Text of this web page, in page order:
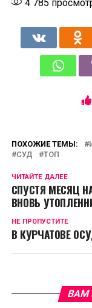
4 785
ПОХОЖИЕ ТЕМЫ:
СУД
ТОП
ЧИТАЙТЕ ДАЛЕЕ
СПУСТЯ МЕСЯЦ
ВНОВЬ
НЕ ПРОПУСТИТЕ
В КУРЧАТОВЕ
ВАМ